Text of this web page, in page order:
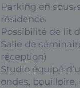
Parking en
résidence
Possibilité de lit
Salle de
réception)
Studio équipé
ondes,